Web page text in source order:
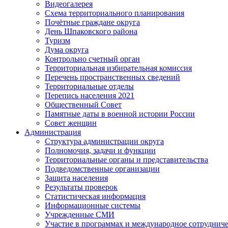
Видеогалерея
Схема территориального планирования
Почётные граждане округа
День Шпаковского района
Туризм
Дума округа
Контрольно счетный орган
Территориальная избирательная комиссия
Перечень пространственных сведений
Территориальные отделы
Перепись населения 2021
Общественный Совет
Памятные даты в военной истории России
Совет женщин
Администрация
Структура администрации округа
Полномочия, задачи и функции
Территориальные органы и представительства
Подведомственные организации
Защита населения
Результаты проверок
Статистическая информация
Информационные системы
Учрежденные СМИ
Участие в программах и международное